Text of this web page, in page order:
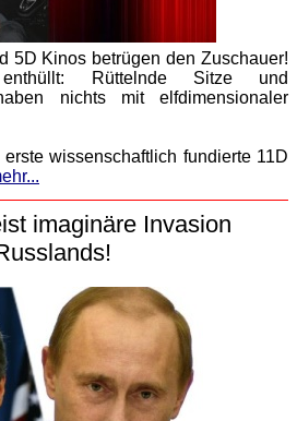
5D Kinos betrügen den Zuschauer!
Rüttelnde Sitze und
nichts mit elfdimensionaler
wissenschaftlich fundierte 11D
imaginäre Invasion